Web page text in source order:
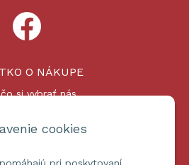
cookies
O NÁKUPE
si vybrať nás
a doprava